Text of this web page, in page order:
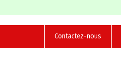
Contactez-nous